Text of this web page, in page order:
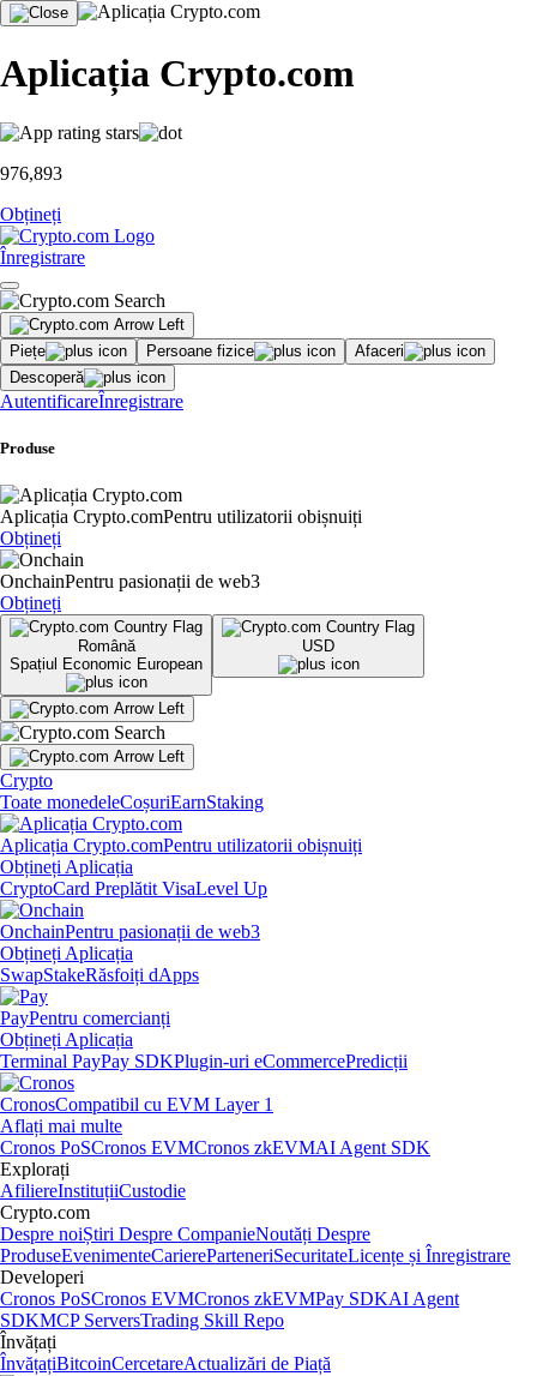
Aplicația Crypto.com
976,893
Obțineți
Înregistrare
Piețe Persoane fizice
Afaceri
Descoperă
AutentificareÎnregistrare
Produse
Aplicația Crypto.comPentru utilizatorii obișnuiți
Obțineți
OnchainPentru pasionații de web3
Obțineți
Română
Spațiul Economic European
USD
Crypto
Toate monedeleCoșuriEarnStaking
Aplicația Crypto.comPentru utilizatorii obișnuiți
Obțineți Aplicația
CryptoCard Preplătit VisaLevel Up
OnchainPentru pasionații de web3
Obțineți Aplicația
SwapStakeRăsfoiți dApps
PayPentru comercianți
Obțineți Aplicația
Terminal PayPay SDKPlugin-uri eCommercePredicții
CronosCompatibil cu EVM Layer 1
Aflați mai multe
Cronos PoSCronos EVMCronos zkEVMAI Agent SDK
Explorați
AfiliereInstituțiiCustodie
Crypto.com
Despre noiȘtiri Despre CompanieNoutăți Despre
ProduseEvenimenteCariereParteneriSecuritateLicențe și Înregistrare
Developeri
Cronos PoSCronos EVMCronos zkEVMPay SDKAI Agent
SDKMCP ServersTrading Skill Repo
Învățați
ÎnvățațiBitcoinCercetareActualizări de Piață